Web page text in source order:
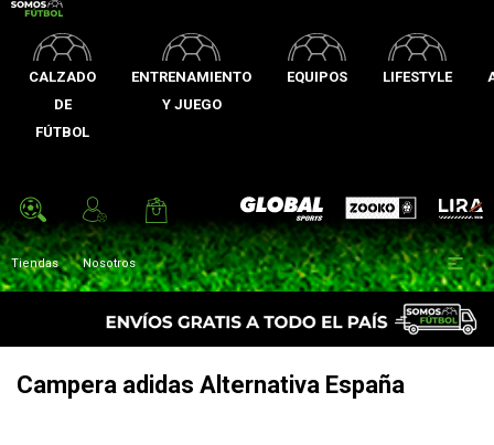
CALZADO
DE
FÚTBOL
ENTRENAMIENTO
Y JUEGO
EQUIPOS LIFESTYLE
Global Sports Zooko Lira
Tiendas Nosotros 
Campera adidas Alternativa España